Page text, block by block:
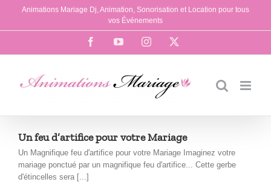
Passer
contenu
Animations Mariage Dj, Animation, Sonorisation et Location pour tous
vos Événements
FacebookYouTubeInstagram
Un feu d’artifice pour votre Mariage
Un Magnifique feu d'artifice pour votre Mariage Imaginez votre
mariage ponctué par un magnifique feu d'artifice... Cette gerbe
d'étincelles sera [...]